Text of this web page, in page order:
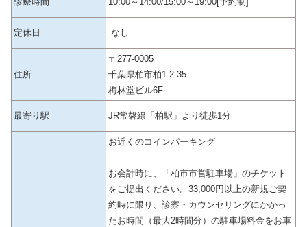
定休日 なし
住所
〒277-0005
千葉県柏市柏1-2-35
梅林堂ビル6F
最寄り駅 JR常磐線「柏駅」より徒歩1分
お近くのコインパーキング
お会計時に、「柏市市営駐車場」のチケット
をご提出ください。33,000円以上の新規ご契
約時に限り、診察・カウンセリングにかかっ
たお時間（最大2時間分）の駐車場料金をお車